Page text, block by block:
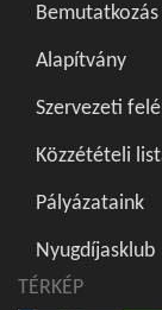
Bemutatkozás
Alapítvány
Szervezeti
Közzétételi
Pályázataink
Nyugdíjasklub
TÉRKÉP